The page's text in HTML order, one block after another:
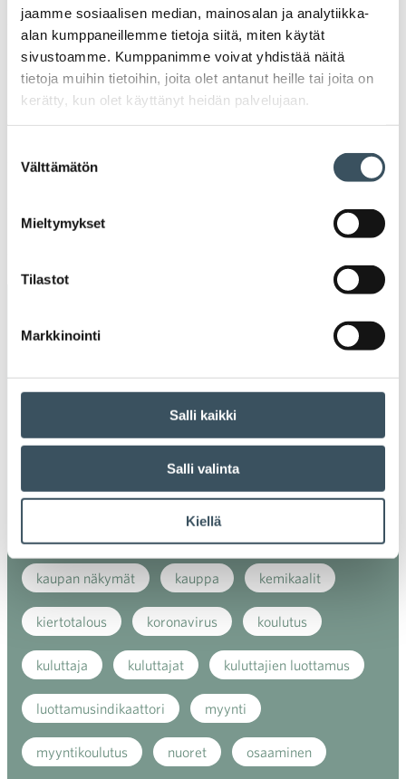
jaamme sosiaalisen median, mainosalan ja analytiikka-
alan kumppaneillemme tietoja siitä, miten käytät
sivustoamme. Kumppanimme voivat yhdistää näitä
tietoja muihin tietoihin, joita olet antanut heille tai joita on
kerätty, kun olet käyttänyt heidän palvelujaan.
valinta
Välttämätön
Mieltymykset
Tilastot
Markkinointi
Salli kaikki
Salli valinta
Kiellä
2020
2017
energiatehokkuus erikoiskauppa EU
ilmasto kansainvälinen kilpailu
kaupan näkymät kauppa kemikaalit
kiertotalous koronavirus koulutus
kuluttaja kuluttajat kuluttajien luottamus
luottamusindikaattori myynti
myyntikoulutus nuoret osaaminen